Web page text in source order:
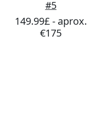
#5
149.99£ - aprox.
€175